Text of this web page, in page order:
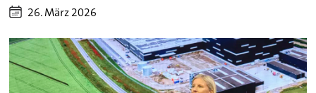
26. März 2026